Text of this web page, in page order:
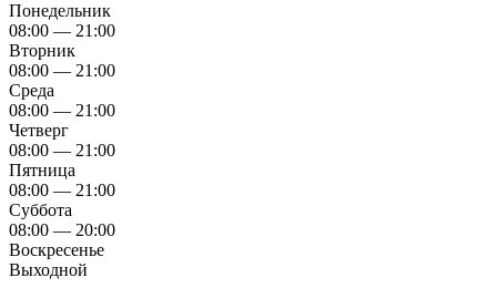
Понедельник
08:00 — 21:00
Вторник
08:00 — 21:00
Среда
08:00 — 21:00
Четверг
08:00 — 21:00
Пятница
08:00 — 21:00
Суббота
08:00 — 20:00
Воскресенье
Выходной